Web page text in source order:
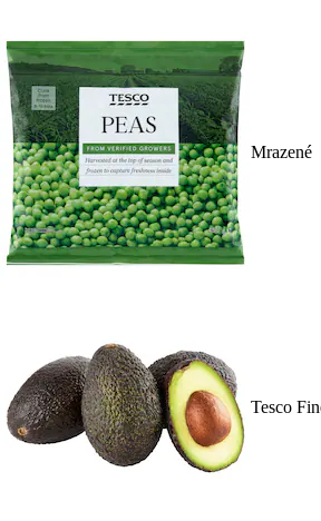
Mrazené
Tesco